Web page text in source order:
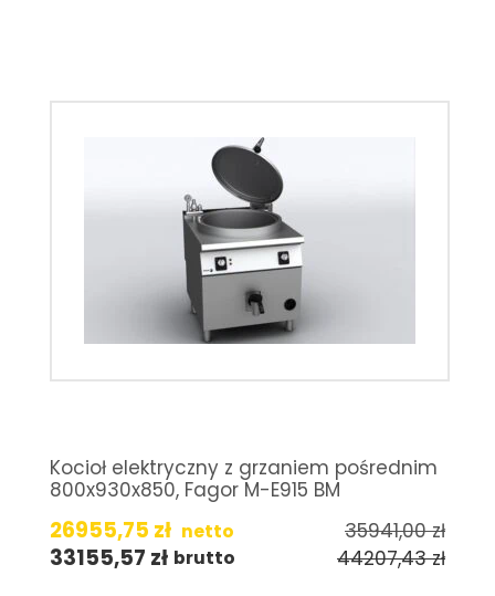
Kocioł elektryczny z grzaniem pośrednim
800x930x850, Fagor M-E915 BM
26955,75 zł netto 35941,00zł
33155,57 zł brutto 44207,43zł